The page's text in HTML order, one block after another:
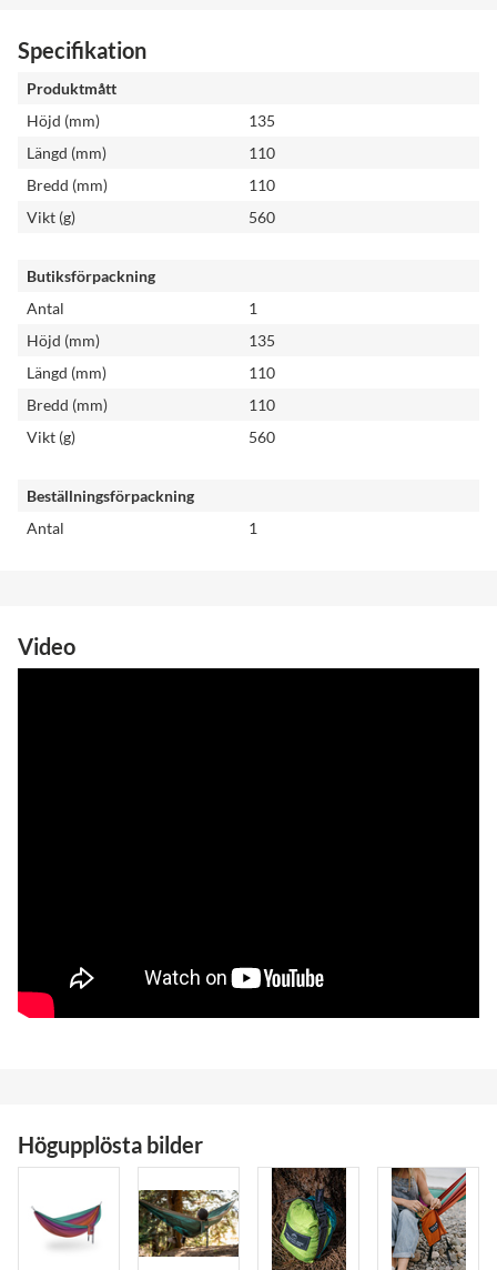
Specifikation
Produktmått
Höjd (mm)
135
Längd (mm)
110
Bredd (mm)
110
Vikt (g)
560
Butiksförpackning
Antal
1
Höjd (mm)
135
Längd (mm)
110
Bredd (mm)
110
Vikt (g)
560
Beställningsförpackning
Antal
1
Video
Högupplösta bilder